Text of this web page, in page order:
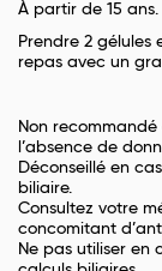
À partir de 15 ans.
Prendre 2 gélules
repas avec un
Non
l’absence de
Déconseillé en
biliaire.
Consultez votre
concomitant
Ne pas utiliser en